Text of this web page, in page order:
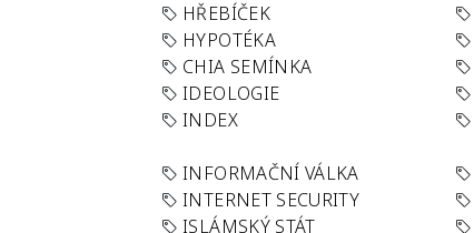
HŘEBÍČEK
HYPOTÉKA
CHIA SEMÍNKA
IDEOLOGIE
INDEX
INFORMAČNÍ VÁLKA
INTERNET SECURITY
ISLÁMSKÝ STÁT